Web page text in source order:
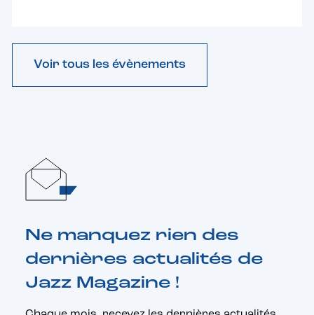
Voir tous les évènements
Ne manquez rien des
dernières actualités de
Jazz Magazine !